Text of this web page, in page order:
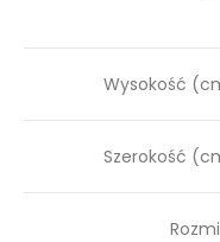
Wysokość
Szerokość